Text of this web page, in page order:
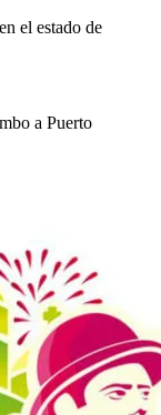
el estado de
a Puerto